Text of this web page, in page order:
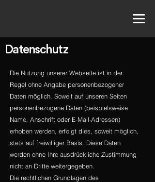
Die Nutzung unserer Webseite ist in der
Regel ohne Angabe personenbezogener
Daten möglich. Soweit auf unseren Seiten
personenbezogene Daten (beispielsweise
Name, Anschrift oder E-Mail-Adressen)
erhoben werden, erfolgt dies, soweit möglich,
stets auf freiwilliger Basis. Diese Daten
werden ohne Ihre ausdrückliche Zustimmung
nicht an Dritte weitergegeben.
Die rechtlichen Grundlagen des
Datenschutz